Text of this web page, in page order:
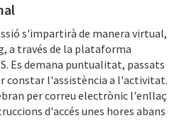
s'impartirà de manera virtual,
a través de la plataforma
Es demana puntualitat, passats
constar l'assistència a l'activitat.
per correu electrònic l'enllaç
d'accés unes hores abans